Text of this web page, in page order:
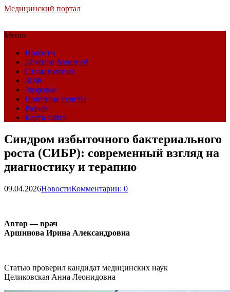
Медицинский портал
Меню
Новости
Лечение болезней
Стоматология
ЗОЖ
Здоровье
Полезные советы
Разное
Карта сайта
Синдром избыточного бактериального
роста (СИБР): современный взгляд на
диагностику и терапию
09.04.2026НовостиКомментарии: 0
Автор — врач
Аршинова Ирина Александровна
Статью проверил кандидат медицинских наук
Целиковская Анна Леонидовна